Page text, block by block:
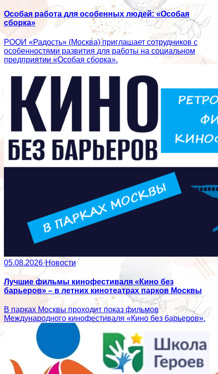
Особая работа для особенных людей: «Особая
сборка»
РООИ «Радость» (Москва) приглашает сотрудников с
особенностями развития для работы на социальном
предприятии «Особая сборка».
05.08.2026·Новости
Лучшие фильмы кинофестиваля «Кино без
барьеров» – в летних кинотеатрах парков Москвы
В парках Москвы проходит показ фильмов
Международного кинофестиваля «Кино без барьеров».